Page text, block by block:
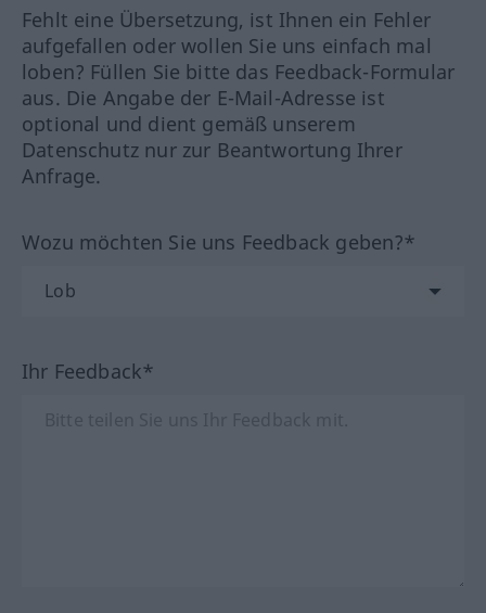
Fehlt eine Übersetzung, ist Ihnen ein Fehler
aufgefallen oder wollen Sie uns einfach mal
loben? Füllen Sie bitte das Feedback-Formular
aus. Die Angabe der E-Mail-Adresse ist
optional und dient gemäß unserem
Datenschutz nur zur Beantwortung Ihrer
Anfrage.
Wozu möchten Sie uns Feedback geben?*
Ihr Feedback*